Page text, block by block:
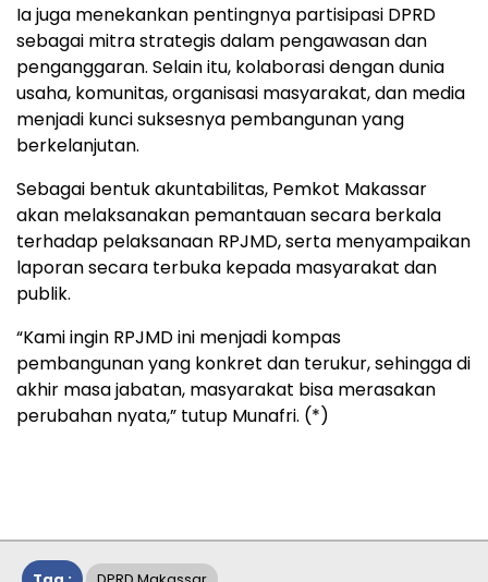
Ia juga menekankan pentingnya partisipasi DPRD
sebagai mitra strategis dalam pengawasan dan
penganggaran. Selain itu, kolaborasi dengan dunia
usaha, komunitas, organisasi masyarakat, dan media
menjadi kunci suksesnya pembangunan yang
berkelanjutan.
Sebagai bentuk akuntabilitas, Pemkot Makassar
akan melaksanakan pemantauan secara berkala
terhadap pelaksanaan RPJMD, serta menyampaikan
laporan secara terbuka kepada masyarakat dan
publik.
“Kami ingin RPJMD ini menjadi kompas
pembangunan yang konkret dan terukur, sehingga di
akhir masa jabatan, masyarakat bisa merasakan
perubahan nyata,” tutup Munafri. (*)